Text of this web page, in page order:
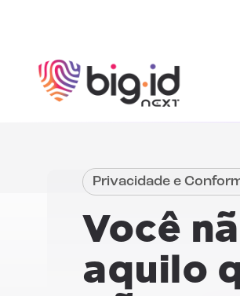
Privacidade e
Você
aquilo